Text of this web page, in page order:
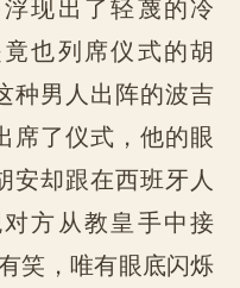
也列席仪式的胡
种男人出阵的波吉
席了仪式，他的眼
安却跟在西班牙人
方从教皇手中接
笑，唯有眼底闪烁